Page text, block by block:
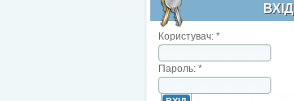
ВХІД
Користувач: *
Пароль: *